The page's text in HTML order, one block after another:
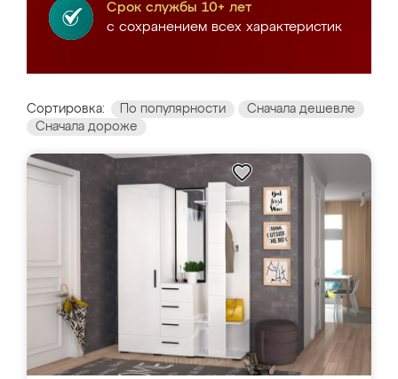
Срок службы 10+ лет
с сохранением всех характеристик
Сортировка: По популярности
Сначала дешевле
Сначала дороже